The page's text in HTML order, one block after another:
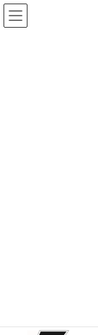
コ
ン
ナ
ビ